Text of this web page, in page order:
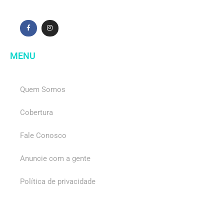
MENU
Quem Somos
Cobertura
Fale Conosco
Anuncie com a gente
Política de privacidade